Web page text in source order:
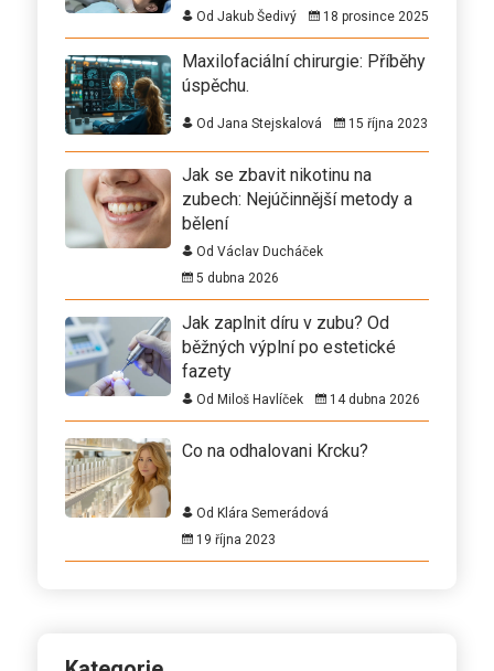
Od Jakub Šedivý 18 prosince 2025
Maxilofaciální chirurgie: Příběhy
úspěchu.
Od Jana Stejskalová 15 října 2023
Jak se zbavit nikotinu na
zubech: Nejúčinnější metody a
bělení
Od Václav Ducháček
5 dubna 2026
Jak zaplnit díru v zubu? Od
běžných výplní po estetické
fazety
Od Miloš Havlíček 14 dubna 2026
Co na odhalovani Krcku?
Od Klára Semerádová
19 října 2023